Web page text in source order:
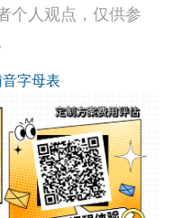
个人观点，仅供参
字母表